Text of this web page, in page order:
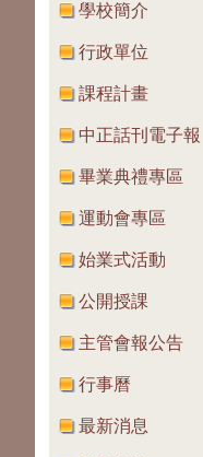
學校簡介
行政單位
課程計畫
中正話刊電子報
畢業典禮專區
運動會專區
始業式活動
公開授課
主管會報公告
行事曆
最新消息